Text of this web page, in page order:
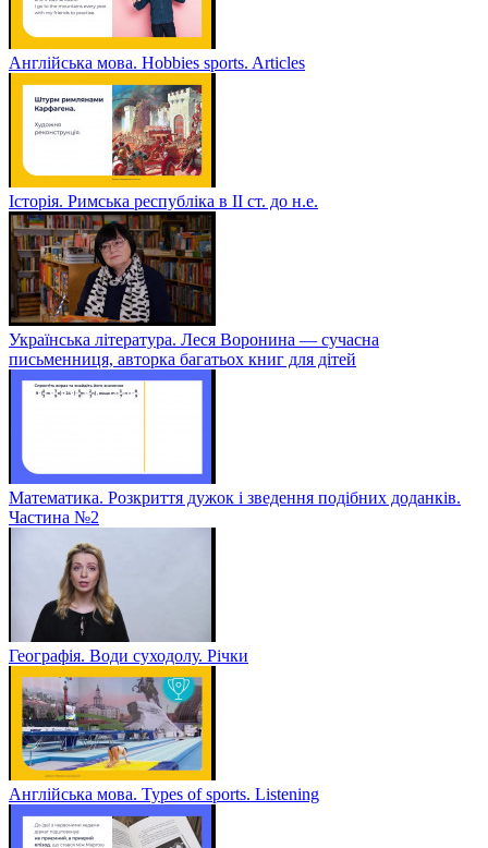
Англійська мова. Hobbies sports. Articles
Історія. Римська республіка в ІІ ст. до н.е.
Українська література. Леся Воронина — сучасна
письменниця, авторка багатьох книг для дітей
Математика. Розкриття дужок і зведення подібних доданків.
Частина №2
Географія. Води суходолу. Річки
Англійська мова. Types of sports. Listening